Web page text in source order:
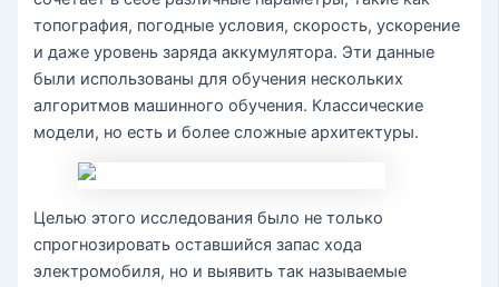
топография, погодные условия, скорость, ускорение
и даже уровень заряда аккумулятора. Эти данные
были использованы для обучения нескольких
алгоритмов машинного обучения. Классические
модели, но есть и более сложные архитектуры.
Целью этого исследования было не только
спрогнозировать оставшийся запас хода
электромобиля, но и выявить так называемые